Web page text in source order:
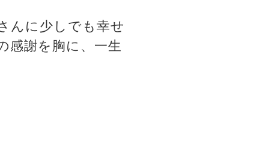
んに少しでも幸せ
感謝を胸に、一生